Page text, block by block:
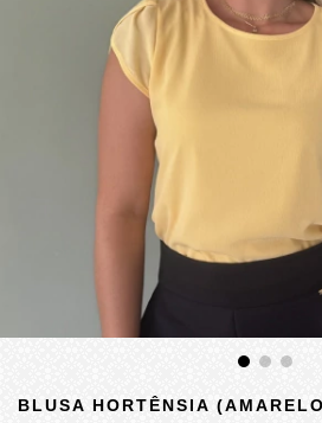
BLUSA HORTÊNSIA